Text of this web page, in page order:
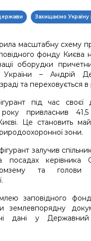
Захищаємо Україну
масштабну схему
фонду Києва
оборудки
України – Андрій
та переховується в
під час своєї
привласнив
Це становить
зони.
залучив
керівника
та голови
заповідного
землевпорядну
дані у